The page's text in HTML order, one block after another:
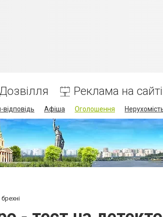
Реклама на сайті
відповідь Афіша Оголошення